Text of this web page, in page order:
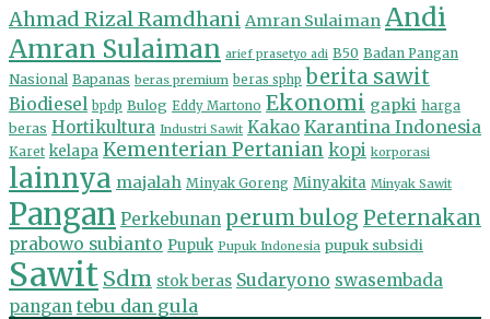
Ahmad Rizal Ramdhani Amran Sulaiman Andi
Amran Sulaiman arief prasetyo adi B50 Badan Pangan
Nasional Bapanas beras premium beras sphp berita sawit
Biodiesel bpdp Bulog Eddy Martono Ekonomi gapki harga
beras Hortikultura Industri Sawit Kakao Karantina Indonesia
Karet kelapa Kementerian Pertanian kopi korporasi
lainnya majalah Minyak Goreng Minyakita Minyak Sawit
Pangan Perkebunan perum bulog Peternakan
prabowo subianto Pupuk Pupuk Indonesia pupuk subsidi
Sawit Sdm stok beras Sudaryono swasembada
pangan tebu dan gula